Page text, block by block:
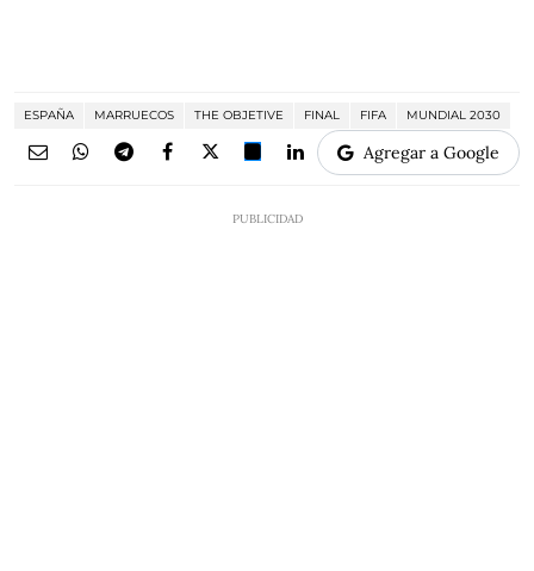
ESPAÑA MARRUECOS THE OBJETIVE FINAL FIFA MUNDIAL 2030
Agregar a Google